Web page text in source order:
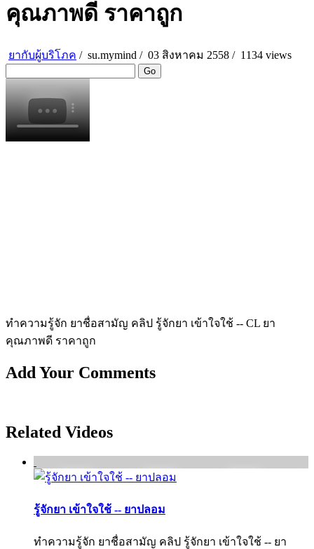
คุณภาพดี ราคาถูก
ยากับผู้บริโภค / su.mymind / 03 สิงหาคม 2558 / 1134 views
Go
ทำความรู้จัก ยาชื่อสามัญ คลิป รู้จักยา เข้าใจใช้ -- CL ยา
คุณภาพดี ราคาถูก
Add Your Comments
Related Videos
รู้จักยา เข้าใจใช้ -- ยาปลอม
ทำความรู้จัก ยาชื่อสามัญ คลิป รู้จักยา เข้าใจใช้ -- ยา